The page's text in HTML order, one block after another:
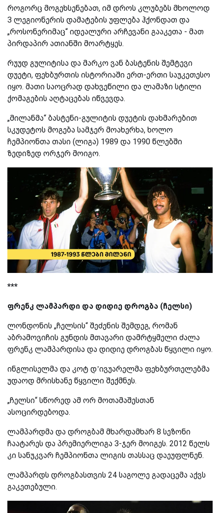
როგორც მოგეხსენებათ, იმ დროს კლუბებს მხოლოდ
3 ლეგიონერის დამატების უფლება ჰქონდათ და
„როსონერიმაც“ იდეალური არჩევანი გააკეთა - მათ
პირდაპირ ათიანში მოარტყეს.
რუუდ გულიტისა და მარკო ვან ბასტენის შემტევი
დუეტი, ფეხბურთის ისტორიაში ერთ-ერთი საუკეთესო
იყო. მათი საოცრად დახვეწილი და ლამაზი სტილი
ქომაგების აღტაცებას იწვევდა.
„მილანმა“ ბასტენი-გულიტის დუეტის დახმარებით
სკუდეტოს მოგება სამჯერ მოახერხა, ხოლო
ჩემპიონთა თასი (ლიგა) 1989 და 1990 წლებში
ზედიზედ ორჯერ მოიგო.
***
ფრენკ ლამპარდი და დიდიე დროგბა (ჩელსი)
ლონდონის „ჩელსის“ შეძენის შემდეგ, რომან
აბრამოვიჩის გუნდის მთავარი დამრტყმელი ძალა
ფრენკ ლამპარდისა და დიდიე დროგბას წყვილი იყო.
ინგლისელმა და კოტ დ’ივუარელმა ფეხბურთელებმა
უდაოდ მრისხანე წყვილი შექმნეს.
„ჩელსი“ სწორედ ამ ორ მოთამაშესთან
ასოცირდებოდა.
ლამპარდმა და დროგბამ მხარდამხარ 8 სეზონი
ჩაატარეს და პრემიერლიგა 3-ჯერ მოიგეს. 2012 წელს
კი სანუკვარ ჩემპიონთა ლიგის თასსაც დაეუფლნენ.
ლამპარდს დროგბასთვის 24 საგოლე გადაცემა აქვს
გაკეთებული.